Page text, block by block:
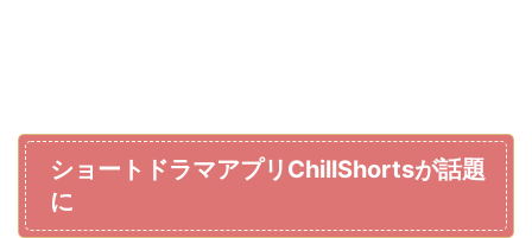
ショートドラマアプリChillShortsが話題
に